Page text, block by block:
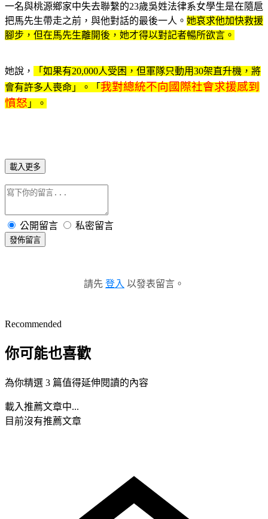
一名與桃源鄉家中失去聯繫的23歲吳姓法律系女學生是在隨扈
把馬先生帶走之前，與他對話的最後一人。 她哀求他加快救援
腳步，但在馬先生離開後，她才得以對記者暢所欲言。
她說，
「如果有20,000人受困，但軍隊只動用30架直升機，將
會有許多人喪命」。「 我對總統不向國際社會求援感到
憤怒 」。
載入更多
公開留言 私密留言
發佈留言
請先 登入 以發表留言。
Recommended
你可能也喜歡
為你精選 3 篇值得延伸閱讀的內容
載入推薦文章中...
目前沒有推薦文章